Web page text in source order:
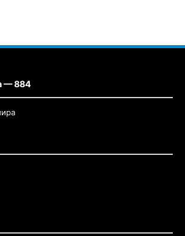
— 884